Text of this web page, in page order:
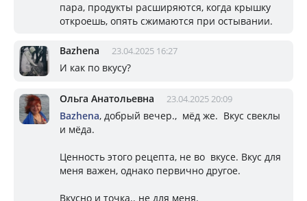
пара, продукты расширяются, когда крышку
откроешь, опять сжимаются при остывании.
Bazhena 23.04.2025 16:27
И как по вкусу?
Ольга Анатольевна 23.04.2025 20:09
Bazhena, добрый вечер., мёд же. Вкус свеклы
и мёда.
Ценность этого рецепта, не во вкусе. Вкус для
меня важен, однако первично другое.
Вкусно и точка.. не для меня.